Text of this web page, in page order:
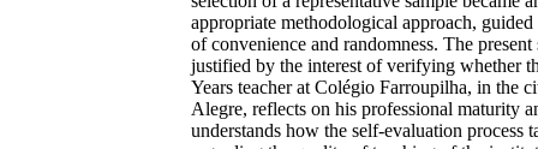
appropriate methodological approach,
of convenience and randomness. The present
justified by the interest of verifying whether
Years teacher at Colégio Farroupilha, in the
Alegre, reflects on his professional maturity
understands how the self-evaluation process